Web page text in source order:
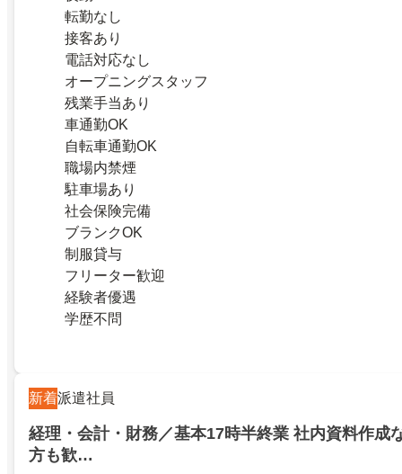
転勤なし
接客あり
電話対応なし
オープニングスタッフ
残業手当あり
車通勤OK
自転車通勤OK
職場内禁煙
駐車場あり
社会保険完備
ブランクOK
制服貸与
フリーター歓迎
経験者優遇
学歴不問
新着派遣社員
経理・会計・財務／基本17時半終業 社内資料作成
方も歓…